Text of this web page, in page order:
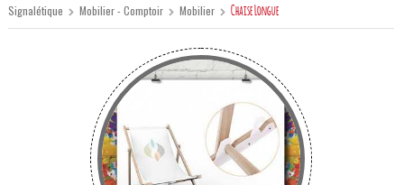
Signalétique Mobilier - Comptoir Mobilier Chaise Longue